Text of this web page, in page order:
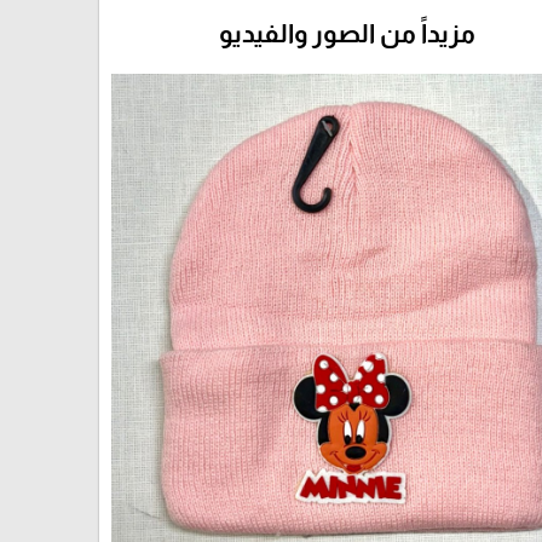
مزيداً من الصور والفيديو